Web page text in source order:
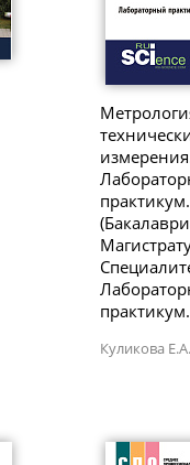
практикум.
практикум.
Куликова Е.А.